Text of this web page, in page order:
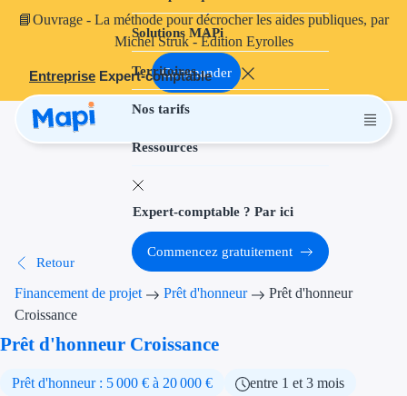
📘Ouvrage - La méthode pour décrocher les aides publiques, par
Michel Struk - Édition Eyrolles
Commander
Entreprise Expert-comptable
Solutions MAPi
Territoires
Nos tarifs
Ressources
Projets finançables
Aides à
Aides
Thématiques
Financement
Transition
Expert-comptable ? Par ici
Commencez gratuitement
Retour
Financement de projet Prêt d'honneur
Prêt d'honneur
Croissance
Prêt d'honneur Croissance
Prêt d'honneur : 5 000 € à 20 000 €
entre 1 et 3 mois